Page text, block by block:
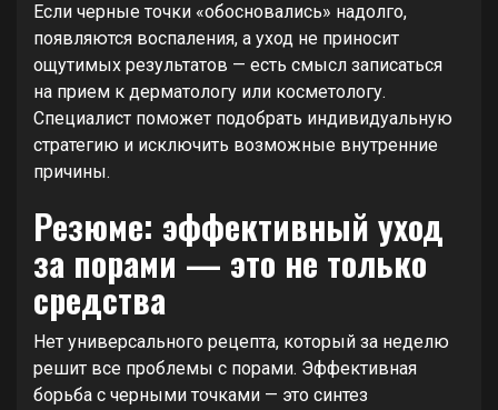
Если черные точки «обосновались» надолго,
появляются воспаления, а уход не приносит
ощутимых результатов — есть смысл записаться
на прием к дерматологу или косметологу.
Специалист поможет подобрать индивидуальную
стратегию и исключить возможные внутренние
причины.
Резюме: эффективный уход
за порами — это не только
средства
Нет универсального рецепта, который за неделю
решит все проблемы с порами. Эффективная
борьба с черными точками — это синтез